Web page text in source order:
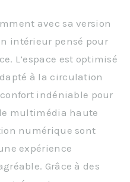
avec sa version
intérieur pensé pour
L’espace est optimisé
à la circulation
indéniable pour
multimédia haute
numérique sont
expérience
Grâce à des